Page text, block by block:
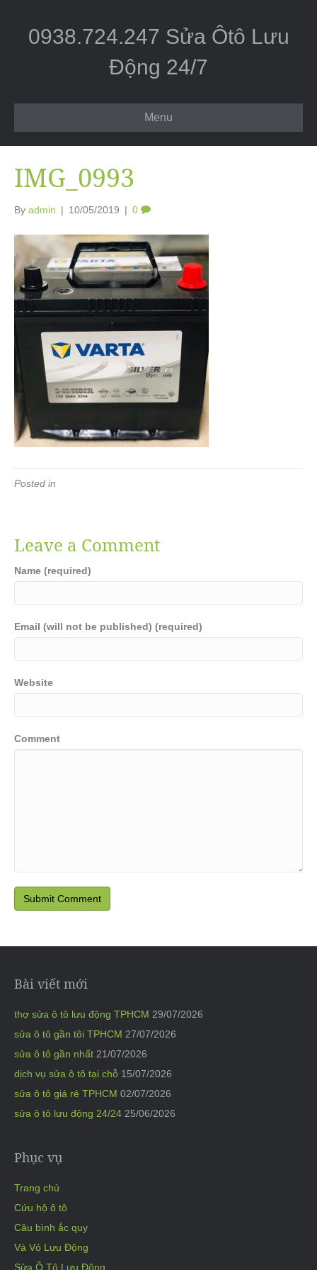
0938.724.247 Sửa Ôtô Lưu
Động 24/7
Menu
IMG_0993
By admin | 10/05/2019 | 0
Posted in
Leave a Comment
Name (required)
Email (will not be published) (required)
Website
Comment
Bài viết mới
thợ sửa ô tô lưu động TPHCM 29/07/2026
sửa ô tô gần tôi TPHCM 27/07/2026
sửa ô tô gần nhất 21/07/2026
dịch vụ sửa ô tô tại chỗ 15/07/2026
sửa ô tô giá rẻ TPHCM 02/07/2026
sửa ô tô lưu động 24/24 25/06/2026
Phục vụ
Trang chủ
Cứu hộ ô tô
Câu bình ắc quy
Vá Vỏ Lưu Động
Sửa Ô Tô Lưu Động